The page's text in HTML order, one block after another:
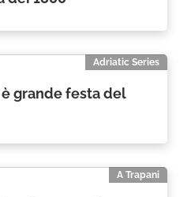
Adriatic Series
è grande festa del
A Trapani